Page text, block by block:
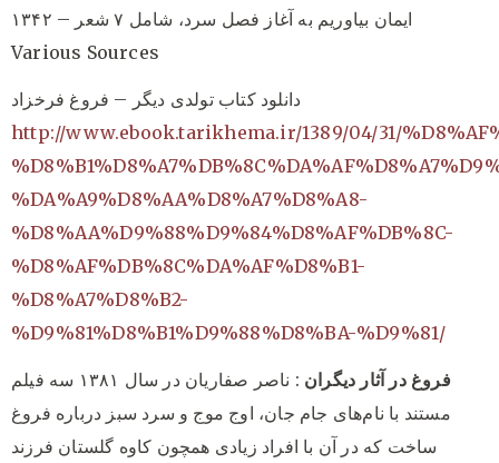
۱۳۴۲ – ایمان بیاوریم به آغاز فصل سرد، شامل ۷ شعر
Various Sources
دانلود کتاب تولدی دیگر – فروغ فرخزاد
http://www.ebook.tarikhema.ir/1389/04/31/
%DA%A9%D8%AA%D8%A7%D8%A8-
%D8%AA%D9%88%D9%84%D8%AF%DB%8C-
%D8%AF%DB%8C%DA%AF%D8%B1-
%D8%A7%D8%B2-
%D9%81%D8%B1%D9%88%D8%BA-%D9%81/
فروغ در آثار دیگران
: ناصر صفاریان در سال ۱۳۸۱ سه فیلم
مستند با نام‌های جام جان، اوج موج و سرد سبز درباره فروغ
ساخت که در آن با افراد زیادی همچون کاوه گلستان فرزند